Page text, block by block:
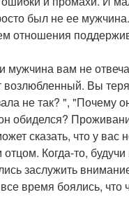
был не ее
отношения
мужчина вам не
Вы
не так? ", "Почему
обиделся?
сказать, что у вас
Когда-то,
заслужить
время боялись, что